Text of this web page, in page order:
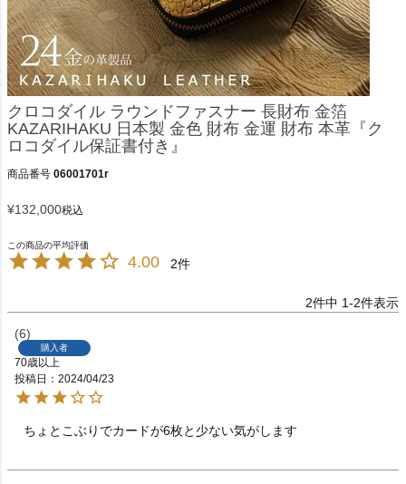
クロコダイル ラウンドファスナー 長財布 金箔
KAZARIHAKU 日本製 金色 財布 金運 財布 本革『ク
ロコダイル保証書付き』
商品番号 06001701r
¥132,000税込
4.00 2
2件中 1-2件表示
6
購入者
70歳以上
投稿日
2024/04/23
ちょとこぶりでカードが6枚と少ない気がします